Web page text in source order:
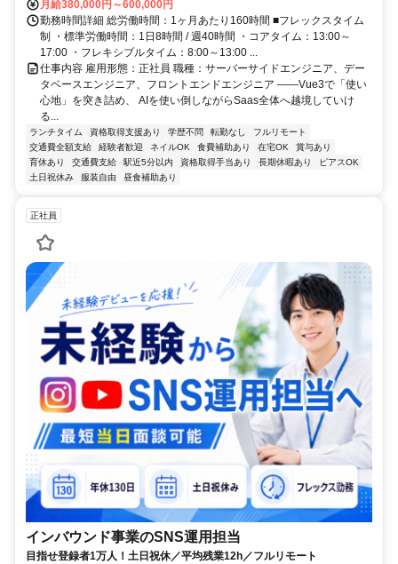
月給380,000円～600,000円
勤務時間詳細 総労働時間：1ヶ月あたり160時間 ■フレックスタイム
制 ・標準労働時間：1日8時間 / 週40時間 ・コアタイム：13:00～
17:00 ・フレキシブルタイム：8:00～13:00 ...
仕事内容 雇用形態：正社員 職種：サーバーサイドエンジニア、デー
タベースエンジニア、フロントエンドエンジニア ――Vue3で「使い
心地」を突き詰め、 AIを使い倒しながらSaas全体へ越境していけ
る...
ランチタイム 資格取得支援あり 学歴不問 転勤なし
フルリモート
交通費全額支給
経験者歓迎 ネイルOK 食費補助あり 在宅OK
賞与あり
育休あり
交通費支給 駅近5分以内 資格取得手当あり 長期休暇あり
ピアスOK
土日祝休み
服装自由 昼食補助あり
正社員
インバウンド事業のSNS運用担当
目指せ登録者1万人！土日祝休／平均残業12h／フルリモート